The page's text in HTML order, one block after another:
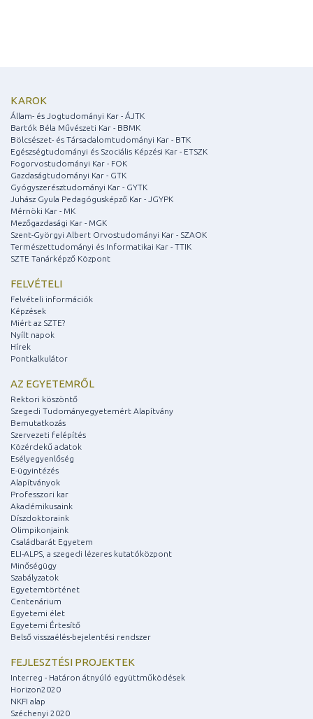
KAROK
Állam- és Jogtudományi Kar - ÁJTK
Bartók Béla Művészeti Kar - BBMK
Bölcsészet- és Társadalomtudományi Kar - BTK
Egészségtudományi és Szociális Képzési Kar - ETSZK
Fogorvostudományi Kar - FOK
Gazdaságtudományi Kar - GTK
Gyógyszerésztudományi Kar - GYTK
Juhász Gyula Pedagógusképző Kar - JGYPK
Mérnöki Kar - MK
Mezőgazdasági Kar - MGK
Szent-Györgyi Albert Orvostudományi Kar - SZAOK
Természettudományi és Informatikai Kar - TTIK
SZTE Tanárképző Központ
FELVÉTELI
Felvételi információk
Képzések
Miért az SZTE?
Nyílt napok
Hírek
Pontkalkulátor
AZ EGYETEMRŐL
Rektori köszöntő
Szegedi Tudományegyetemért Alapítvány
Bemutatkozás
Szervezeti felépítés
Közérdekű adatok
Esélyegyenlőség
E-ügyintézés
Alapítványok
Professzori kar
Akadémikusaink
Díszdoktoraink
Olimpikonjaink
Családbarát Egyetem
ELI-ALPS, a szegedi lézeres kutatóközpont
Minőségügy
Szabályzatok
Egyetemtörténet
Centenárium
Egyetemi élet
Egyetemi Értesítő
Belső visszaélés-bejelentési rendszer
FEJLESZTÉSI PROJEKTEK
Interreg - Határon átnyúló együttműködések
Horizon2020
NKFI alap
Széchenyi 2020